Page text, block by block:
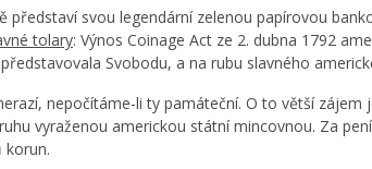
svou legendární zelenou papírovou
tolary: Výnos Coinage Act ze 2. dubna 1792
Svobodu, a na rubu slavného
nepočítáme-li ty památeční. O to větší
vyraženou americkou státní mincovnou. Za
korun.